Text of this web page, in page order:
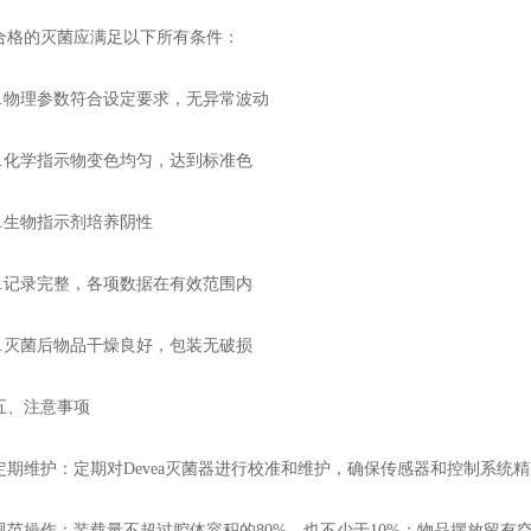
灭菌应满足以下所有条件：
参数符合设定要求，无异常波动
指示物变色均匀，达到标准色
指示剂培养阴性
完整，各项数据在有效范围内
后物品干燥良好，包装无破损
注意事项
护：定期对Devea灭菌器进行校准和维护，确保传感器和控制系统精